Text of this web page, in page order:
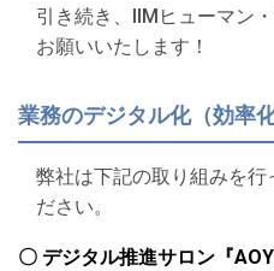
引き続き、IIMヒューマン
お願いいたします！
業務のデジタル化（効率
弊社は下記の取り組みを行
ださい。
〇 デジタル推進サロン『